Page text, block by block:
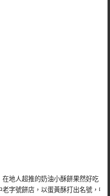
地人超推的奶油小酥餅果然好吃，
字號餅店，以蛋黃酥打出名號，中